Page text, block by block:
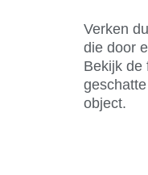
Verken
die door
Bekijk de
object.